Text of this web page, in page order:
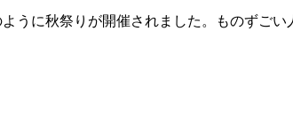
うに秋祭りが開催されました。ものずご